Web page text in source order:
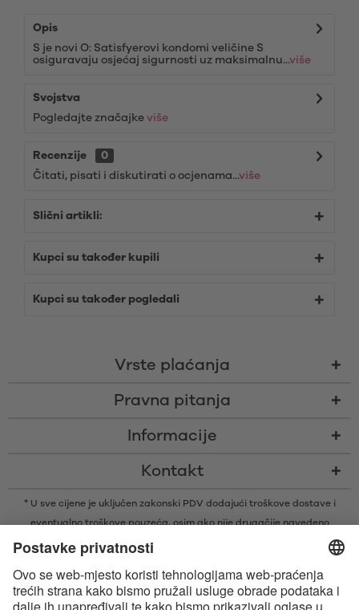
Opis
S je novi O: Satisfyerovi kondomi veličine S
osiguravaju osjećaj sigurnosti uz maksimalnu...više
Svojstva
Pogledajte značajke više
Recenzije
0
Čitati, pisati i diskutirati o ocjenama...više
Slični artikli:
Kupci su također kupili
Kupci su također pogledali
Vrste plaćanja
Pravna pitanja
Informacije
Kontakt
* U sve cijene je uključen zakonski PDV dodajući troškove dostavei
eventualno troškove pouzeća, osim ako nije drugačije navedeno
* Bluetooth® slovni znak i logotipi su registrirani žigovi u vlasništvu tvrtke
Satisfyer GmbH je pod licencom.